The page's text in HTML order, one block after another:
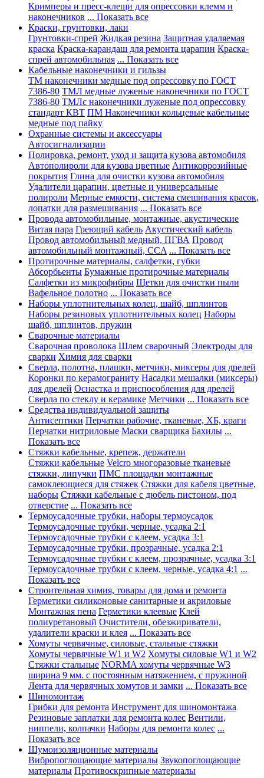
Кримперы и пресс-клещи для опрессовки клемм и
наконечников ... Показать все
Краски, грунтовки, лаки
Грунтовки-спрей Жидкая резина Защитная удаляемая
краска Краска-карандаш для ремонта царапин Краска-
спрей автомобильная ... Показать все
Кабельные наконечники и гильзы
ТМ наконечники медные под опрессовку по ГОСТ
7386-80 ТМЛ медные луженые наконечники по ГОСТ
7386-80 ТМЛс наконечники луженые под опрессовку
стандарт КВТ ПМ Наконечники кольцевые кабельные
медные под пайку
Охранные системы и аксессуары
Автосигнализации
Полировка, ремонт, уход и защита кузова автомобиля
Автополироли для кузова цветные Антикоррозийные
покрытия Глина для очистки кузова автомобиля
Удалители царапин, цветные и универсальные
полироли Мерные емкости, система смешивания красок,
лопатки для размешивания ... Показать все
Провода автомобильные, монтажные, акустические
Витая пара Греющий кабель Акустический кабель
Провод автомобильный медный, ПГВА Провод
автомобильный монтажный, CCA ... Показать все
Протирочные материалы, салфетки, губки
Абсорбьенты Бумажные протирочные материалы
Салфетки из микрофибры Щетки для очистки пыли
Вафельное полотно ... Показать все
Наборы уплотнительных колец, шайб, шплинтов
Наборы резиновых уплотнительных колец Наборы
шайб, шплинтов, пружин
Сварочные материалы
Сварочная проволока Шлем сварочный Электроды для
сварки Химия для сварки
Сверла, полотна, плашки, метчики, миксеры для дрелей
Коронки по керамограниту Насадки мешалки (миксеры)
для дрелей Оснастка и приспособления для дрелей
Сверла по стеклу и керамике Метчики ... Показать все
Средства индивидуальной защиты
Антисептики Перчатки рабочие, тканевые, ХБ, краги
Перчатки нитриловые Маски сварщика Бахилы ...
Показать все
Стяжки кабельные, крепеж, держатели
Стяжки кабельные Velcro многоразовые тканевые
стяжки, липучки ПМС площадки монтажные
самоклеющиеся для стяжек Стяжки для кабеля цветные,
наборы Стяжки кабельные с дюбель пистоном, под
отверстие ... Показать все
Термоусадочные трубки, наборы термоусадок
Термоусадочные трубки, черные, усадка 2:1
Термоусадочные трубки с клеем, усадка 3:1
Термоусадочные трубки, прозрачные, усадка 2:1
Термоусадочные трубки с клеем, прозрачные, усадка 3:1
Термоусадочные трубки с клеем, черные, усадка 4:1 ...
Показать все
Строительная химия, товары для дома и ремонта
Герметики силиконовые санитарные и акриловые
Монтажная пена Герметики клеевые Клей
полиуретановый Очистители, обезжириватели,
удалители краски и клея ... Показать все
Хомуты червячные, силовые, стальные стяжки
Хомуты червячные W1 и W2 Хомуты силовые W1 и W2
Стяжки стальные NORMA хомуты червячные W3
ширина 9 мм. с постоянным натяжением, с пружиной
Лента для червячных хомутов и замки ... Показать все
Шиномонтаж
Грибки для ремонта Инструмент для шиномонтажа
Резиновые заплатки для ремонта колес Вентили,
ниппели, колпачки Наборы для ремонта колес ...
Показать все
Шумоизоляционные материалы
Вибропоглощающие материалы Звукопоглощающие
материалы Противоскрипные материалы